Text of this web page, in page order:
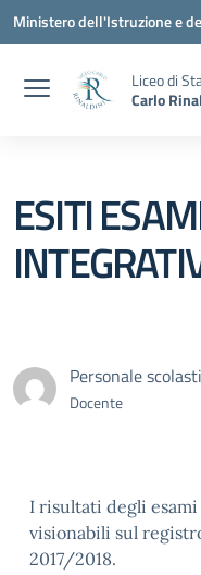
Vai ai contenuti
Vai al menu di navigazione
Vai al footer
Ministero dell'Istruzione e
Liceo di
Carlo
ESITI
Personale
Docente
I risultati degli
visionabili sul
2017/2018.